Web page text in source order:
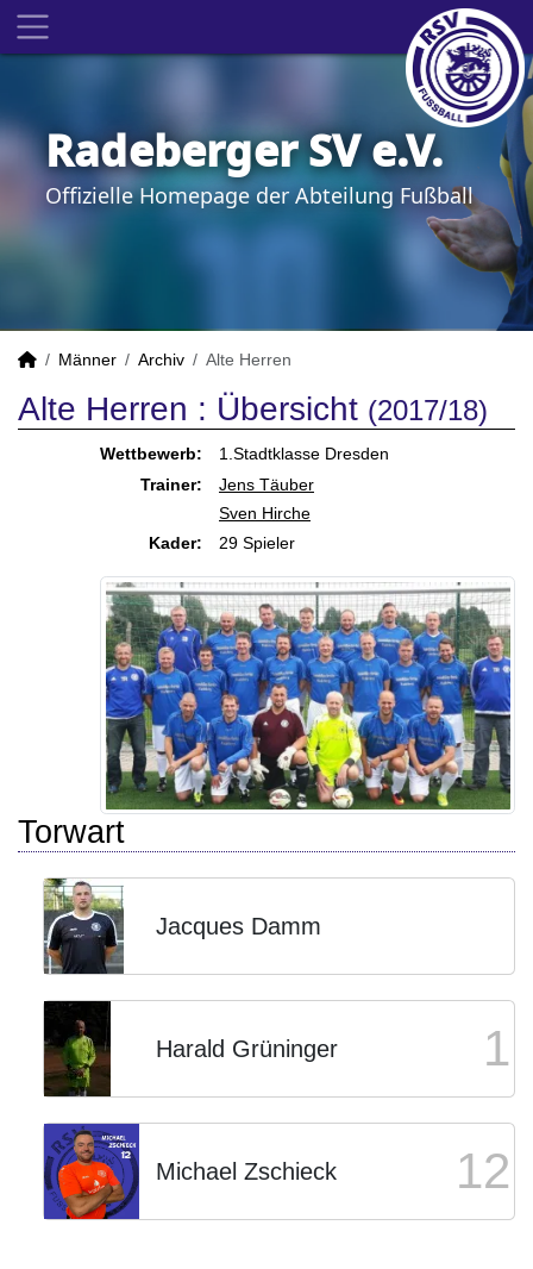
Radeberger SV e.V.
Offizielle Homepage der Abteilung Fußball
Männer Archiv Alte Herren
Alte Herren : Übersicht (2017/18)
Wettbewerb:
1.Stadtklasse Dresden
Trainer:
Jens Täuber
Sven Hirche
Kader:
29 Spieler
Torwart
Jacques Damm
Harald Grüninger 1
Michael Zschieck 12